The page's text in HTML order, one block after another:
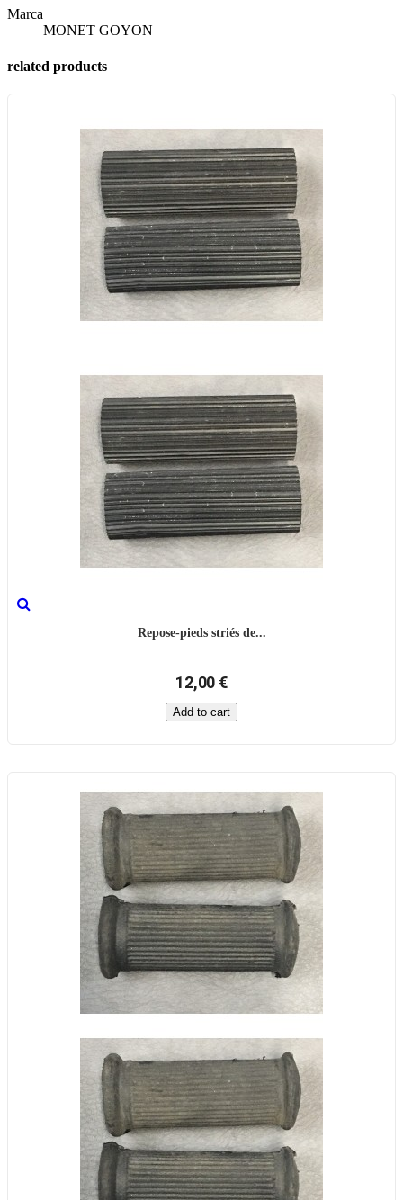
Marca
MONET GOYON
related products
Repose-pieds striés de...
12,00 €
Add to cart